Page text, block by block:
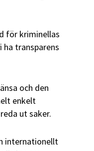
för kriminellas
transparens
och den
enkelt
ut saker.
internationellt